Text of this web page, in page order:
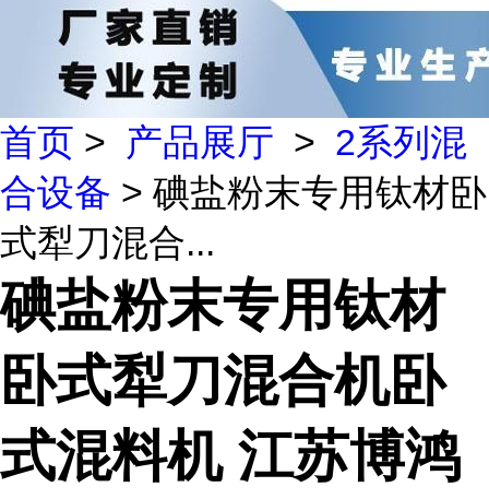
首页 > 产品展厅 > 2系列混
合设备 > 碘盐粉末专用钛材卧
式犁刀混合...
碘盐粉末专用钛材
卧式犁刀混合机卧
式混料机 江苏博鸿